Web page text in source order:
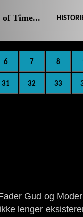
of Time...
6 7 8
31 32 33
Gud og
lenger